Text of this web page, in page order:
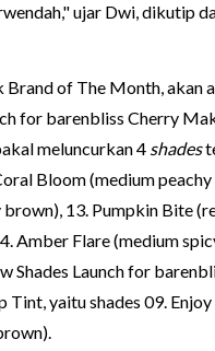
ujar Dwi, dikutip
of The Month, akan
for barenbliss Cherry
meluncurkan 4 shades
Bloom (medium peachy
brown), 13. Pumpkin Bite
Amber Flare (medium
Shades Launch for
Tint, yaitu shades 09.